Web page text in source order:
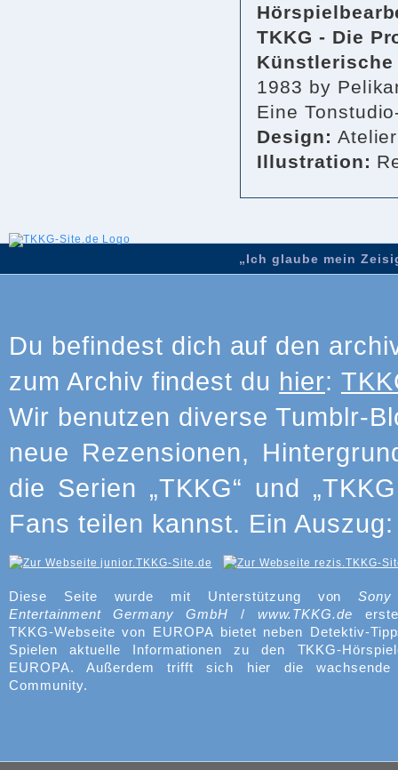
TKKG - Die
1983 by
Eine
Design:
Illustration:
„Ich glaube mein
Du befindest dich auf den
zum Archiv findest du hier:
Wir benutzen diverse Tumblr-
neue Rezensionen,
die Serien „TKKG“ und
Fans teilen kannst. Ein Auszug:
Diese Seite wurde mit Unterstützung von
Entertainment Germany GmbH / www.TKKG.de
TKKG-Webseite von EUROPA bietet neben Detektiv-
Spielen aktuelle Informationen zu den TKKG-
EUROPA. Außerdem trifft sich hier die wachsende
Community.